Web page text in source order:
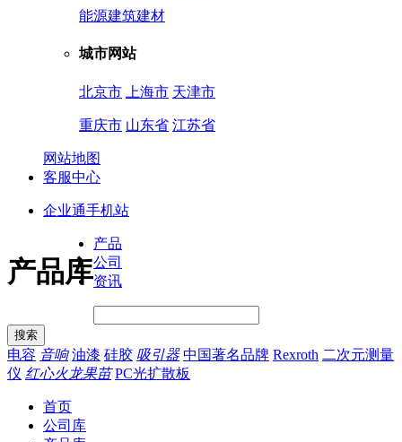
能源建筑建材
城市网站
北京市 上海市 天津市
重庆市 山东省 江苏省
网站地图
客服中心
企业通手机站
产品库
产品
公司
资讯
电容 音响 油漆 硅胶 吸引器 中国著名品牌 Rexroth 二次元测量
仪 红心火龙果苗 PC光扩散板
首页
公司库